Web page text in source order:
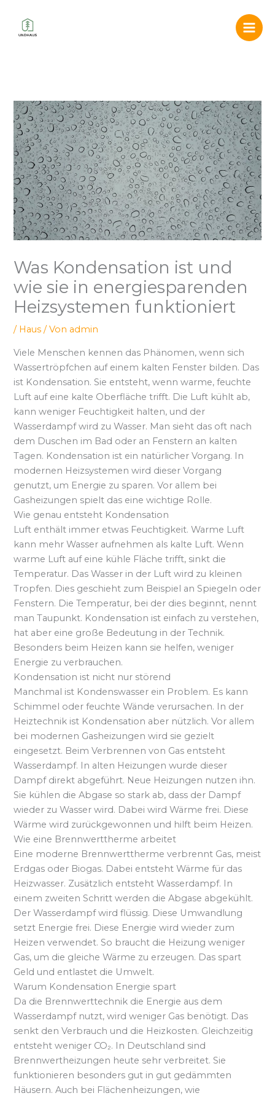
Inhalt
springen
Was Kondensation ist und
wie sie in energiesparenden
Heizsystemen funktioniert
/ Haus / Von admin
Viele Menschen kennen das Phänomen, wenn sich
Wassertröpfchen auf einem kalten Fenster bilden. Das
ist Kondensation. Sie entsteht, wenn warme, feuchte
Luft auf eine kalte Oberfläche trifft. Die Luft kühlt ab,
kann weniger Feuchtigkeit halten, und der
Wasserdampf wird zu Wasser. Man sieht das oft nach
dem Duschen im Bad oder an Fenstern an kalten
Tagen. Kondensation ist ein natürlicher Vorgang. In
modernen Heizsystemen wird dieser Vorgang
genutzt, um Energie zu sparen. Vor allem bei
Gasheizungen spielt das eine wichtige Rolle.
Wie genau entsteht Kondensation
Luft enthält immer etwas Feuchtigkeit. Warme Luft
kann mehr Wasser aufnehmen als kalte Luft. Wenn
warme Luft auf eine kühle Fläche trifft, sinkt die
Temperatur. Das Wasser in der Luft wird zu kleinen
Tropfen. Dies geschieht zum Beispiel an Spiegeln oder
Fenstern. Die Temperatur, bei der dies beginnt, nennt
man Taupunkt. Kondensation ist einfach zu verstehen,
hat aber eine große Bedeutung in der Technik.
Besonders beim Heizen kann sie helfen, weniger
Energie zu verbrauchen.
Kondensation ist nicht nur störend
Manchmal ist Kondenswasser ein Problem. Es kann
Schimmel oder feuchte Wände verursachen. In der
Heiztechnik ist Kondensation aber nützlich. Vor allem
bei modernen Gasheizungen wird sie gezielt
eingesetzt. Beim Verbrennen von Gas entsteht
Wasserdampf. In alten Heizungen wurde dieser
Dampf direkt abgeführt. Neue Heizungen nutzen ihn.
Sie kühlen die Abgase so stark ab, dass der Dampf
wieder zu Wasser wird. Dabei wird Wärme frei. Diese
Wärme wird zurückgewonnen und hilft beim Heizen.
Wie eine Brennwerttherme arbeitet
Eine moderne Brennwerttherme verbrennt Gas, meist
Erdgas oder Biogas. Dabei entsteht Wärme für das
Heizwasser. Zusätzlich entsteht Wasserdampf. In
einem zweiten Schritt werden die Abgase abgekühlt.
Der Wasserdampf wird flüssig. Diese Umwandlung
setzt Energie frei. Diese Energie wird wieder zum
Heizen verwendet. So braucht die Heizung weniger
Gas, um die gleiche Wärme zu erzeugen. Das spart
Geld und entlastet die Umwelt.
Warum Kondensation Energie spart
Da die Brennwerttechnik die Energie aus dem
Wasserdampf nutzt, wird weniger Gas benötigt. Das
senkt den Verbrauch und die Heizkosten. Gleichzeitig
entsteht weniger CO₂. In Deutschland sind
Brennwertheizungen heute sehr verbreitet. Sie
funktionieren besonders gut in gut gedämmten
Häusern. Auch bei Flächenheizungen, wie